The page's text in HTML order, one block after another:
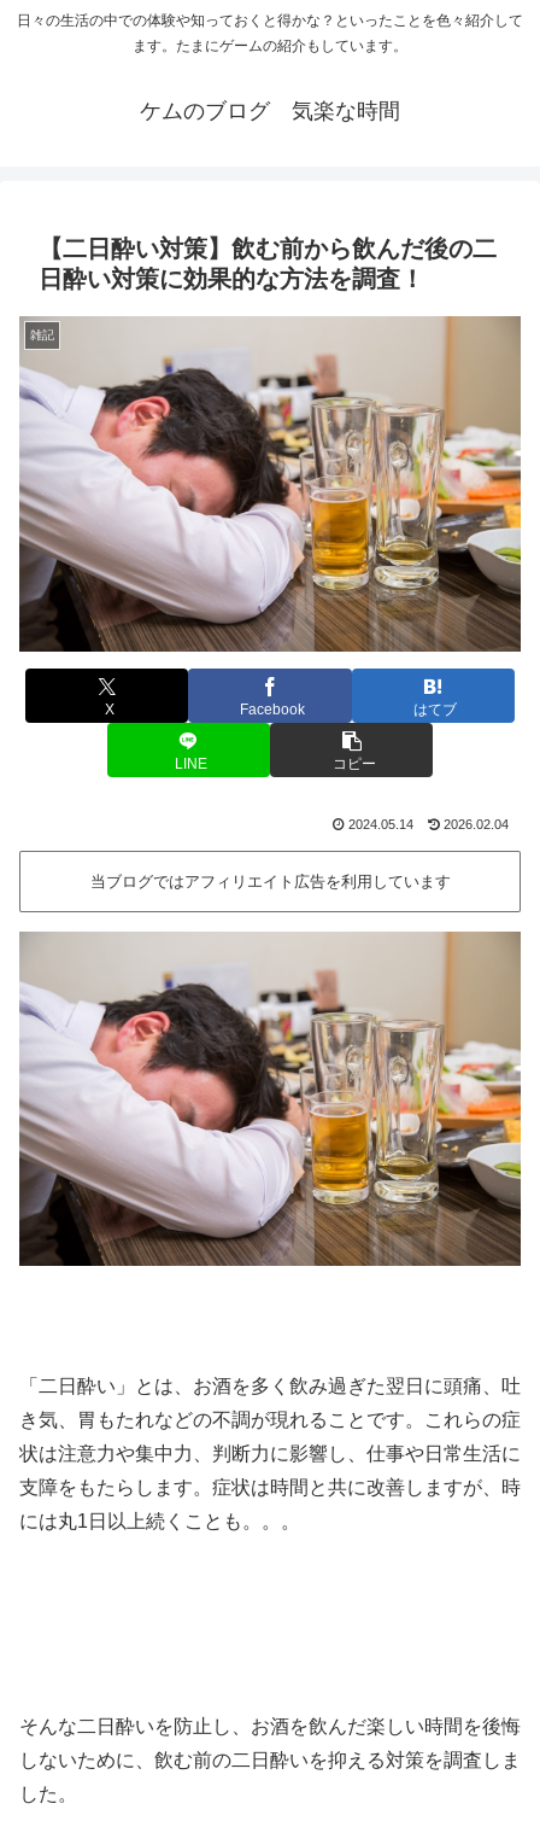
日々の生活の中での体験や知っておくと得かな？といったことを色々紹介して
ます。たまにゲームの紹介もしています。
ケムのブログ 気楽な時間
【二日酔い対策】飲む前から飲んだ後の二
日酔い対策に効果的な方法を調査！
雑記
X Facebook はてブ
LINE コピー
2024.05.14 2026.02.04
当ブログではアフィリエイト広告を利用しています
「二日酔い」とは、お酒を多く飲み過ぎた翌日に頭痛、吐
き気、胃もたれなどの不調が現れることです。これらの症
状は注意力や集中力、判断力に影響し、仕事や日常生活に
支障をもたらします。症状は時間と共に改善しますが、時
には丸1日以上続くことも。。。
そんな二日酔いを防止し、お酒を飲んだ楽しい時間を後悔
しないために、飲む前の二日酔いを抑える対策を調査しま
した。